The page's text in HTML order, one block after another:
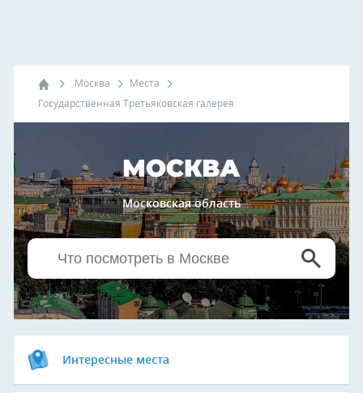
Москва Места
Государственная Третьяковская галерея
МОСКВА
Московская область
Интересные места